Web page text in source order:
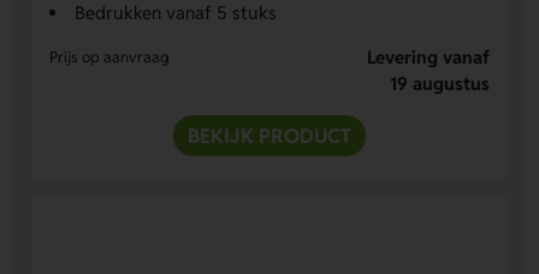
Bedrukken vanaf 5 stuks
Prijs op aanvraag
Levering vanaf
19 augustus
BEKIJK PRODUCT